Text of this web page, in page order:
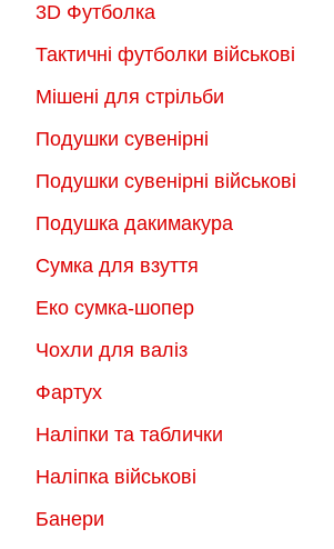
3D Футболка
Тактичні футболки військові
Мішені для стрільби
Подушки сувенірні
Подушки сувенірні військові
Подушка дакимакура
Сумка для взуття
Еко сумка-шопер
Чохли для валіз
Фартух
Наліпки та таблички
Наліпка військові
Банери